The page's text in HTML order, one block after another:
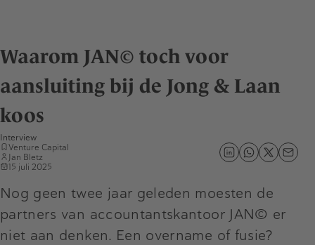
Waarom JAN© toch voor
aansluiting bij de Jong & Laan
koos
Interview
Venture Capital
Jan Bletz
15 juli 2025
Nog geen twee jaar geleden moesten de
partners van accountantskantoor JAN© er
niet aan denken. Een overname of fusie?